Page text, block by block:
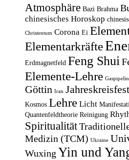
Atmosphäre Bazi Brahma
chinesisches Horoskop
Christentum Corona Ei
Elementarkräfte
Erdmagnetfeld Feng Shui
Elemente-Lehre
Göttin Iran Jahreskreisfest
Kosmos Lehre Licht
Quantenfeldtheorie Reinigung
Spiritualität
Medizin (TCM) Ukraine
Wuxing Yin und